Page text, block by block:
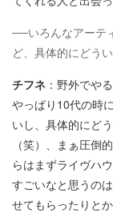
──いろんなアーテ
ど、具体的にどう
チフネ ：野外でや
やっぱり10代の時
いし、具体的にど
（笑）、まぁ圧倒
らはまずライヴハ
すごいなと思うの
せてもらったりと